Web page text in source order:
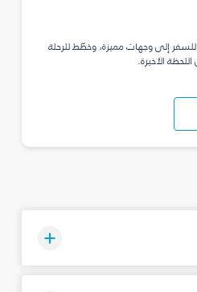
إلى وجهات مميزة، وخطّط للرحلة
الأخيرة.